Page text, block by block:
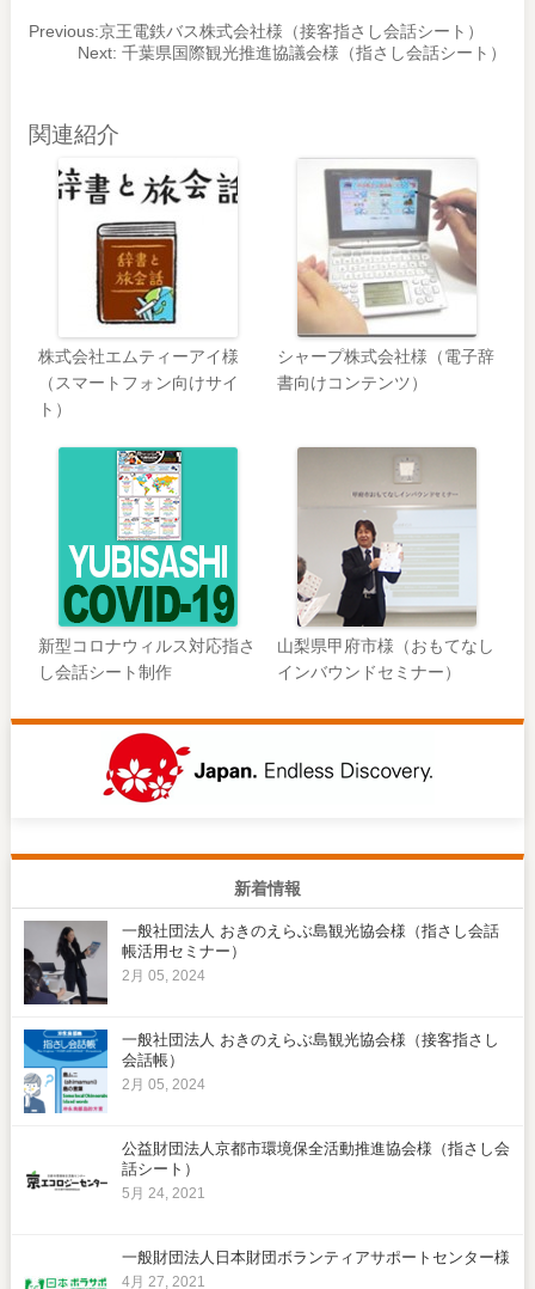
Previous:京王電鉄バス株式会社様（接客指さし会話シート）
Next:千葉県国際観光推進協議会様（指さし会話シート）
関連紹介
株式会社エムティーアイ様
（スマートフォン向けサイ
ト）
シャープ株式会社様（電子辞
書向けコンテンツ）
新型コロナウィルス対応指さ
し会話シート制作
山梨県甲府市様（おもてなし
インバウンドセミナー）
新着情報
一般社団法人 おきのえらぶ島観光協会様（指さし会話
帳活用セミナー）
2月 05, 2024
一般社団法人 おきのえらぶ島観光協会様（接客指さし
会話帳）
2月 05, 2024
公益財団法人京都市環境保全活動推進協会様（指さし会
話シート）
5月 24, 2021
一般財団法人日本財団ボランティアサポートセンター様
4月 27, 2021